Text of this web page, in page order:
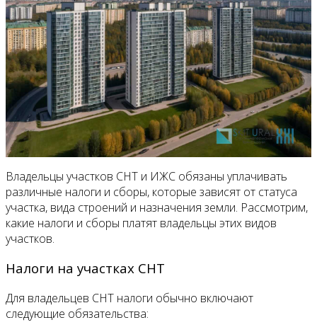
Владельцы участков СНТ и ИЖС обязаны уплачивать
различные налоги и сборы, которые зависят от статуса
участка, вида строений и назначения земли. Рассмотрим,
какие налоги и сборы платят владельцы этих видов
участков.
Налоги на участках СНТ
Для владельцев СНТ налоги обычно включают
следующие обязательства: